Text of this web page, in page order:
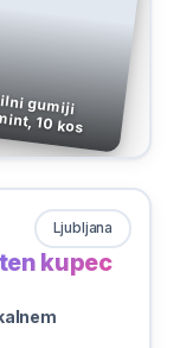
gumiji
10 kos
Ljubljana
kupec